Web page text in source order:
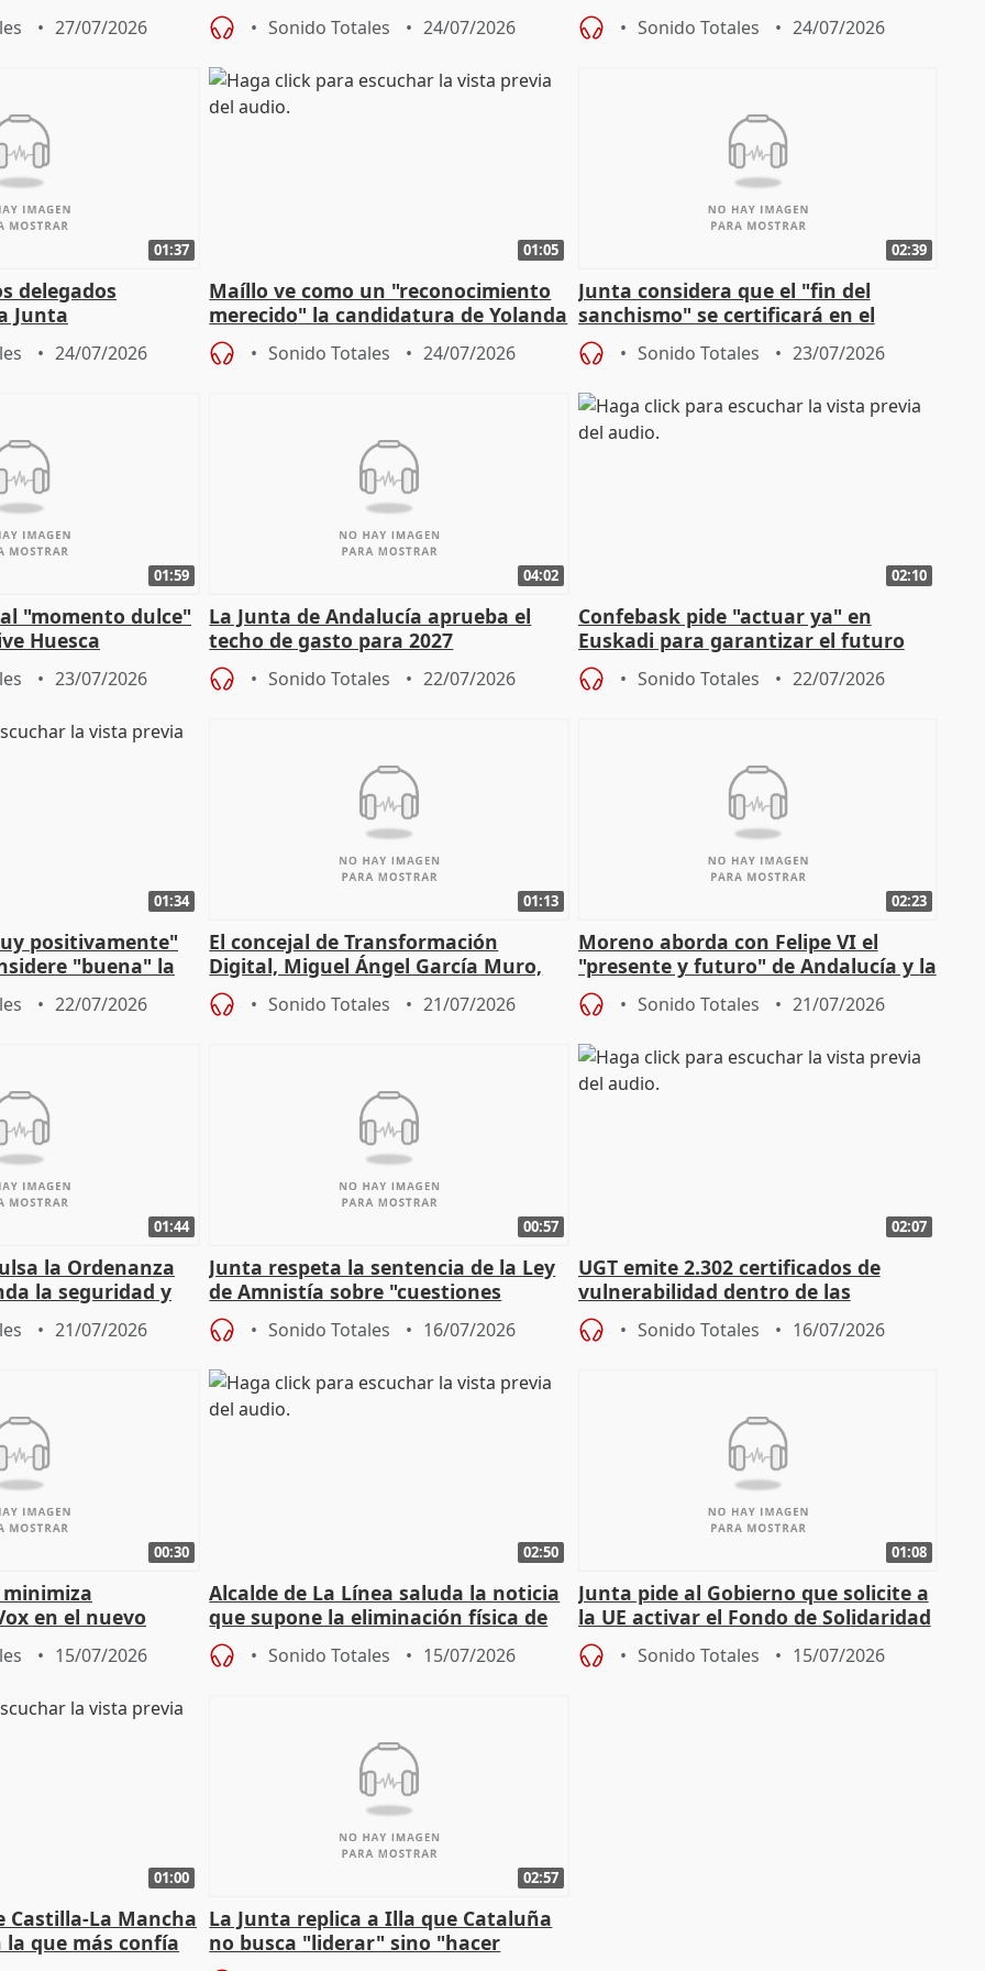
27/07/2026
un plan de evacuación"
Sonido Totales 24/07/2026 Sonido Totales 24/07/2026
01:37
delegados
Junta
24/07/2026
01:05
Maíllo ve como un "reconocimiento
merecido" la candidatura de Yolanda
Díaz a la OIT
Sonido Totales 24/07/2026
02:39
Junta considera que el "fin del
sanchismo" se certificará en el
Congreso con la "caída" del techo de
Sonido Totales 23/07/2026
01:59
"momento dulce"
Huesca
23/07/2026
04:02
La Junta de Andalucía aprueba el
techo de gasto para 2027
Sonido Totales 22/07/2026
02:10
Confebask pide "actuar ya" en
Euskadi para garantizar el futuro
con un pacto de país
Sonido Totales 22/07/2026
01:34
positivamente"
"buena" la
22/07/2026
01:13
El concejal de Transformación
Digital, Miguel Ángel García Muro,
sobre la Ordenanza del Dato
Sonido Totales 21/07/2026
02:23
Moreno aborda con Felipe VI el
"presente y futuro" de Andalucía y la
preocupación por los incendios
Sonido Totales 21/07/2026
01:44
la Ordenanza
la seguridad y
21/07/2026
00:57
Junta respeta la sentencia de la Ley
de Amnistía sobre "cuestiones
técnicas" que "no avalan la const
Sonido Totales 16/07/2026
02:07
UGT emite 2.302 certificados de
vulnerabilidad dentro de las
solicitudes de regulación C-LM
Sonido Totales 16/07/2026
00:30
en el nuevo
15/07/2026
02:50
Alcalde de La Línea saluda la noticia
que supone la eliminación física de
la Verja de Gibraltar
Sonido Totales 15/07/2026
01:08
Junta pide al Gobierno que solicite a
la UE activar el Fondo de Solidaridad
para afrontar daños del
Sonido Totales 15/07/2026
01:00
Castilla-La Mancha
la que más confía
02:57
La Junta replica a Illa que Cataluña
no busca "liderar" sino "hacer